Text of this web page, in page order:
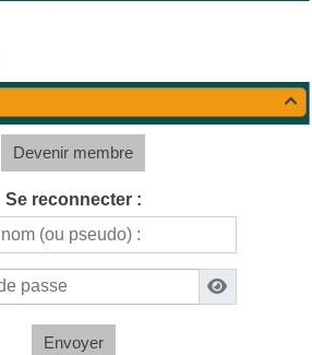

Devenir membre
Se reconnecter :
Envoyer